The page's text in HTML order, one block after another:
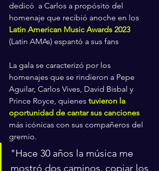
dedicó  a Carlos a propósito del
homenaje que recibió anoche en los
Latin American Music Awards 2023
(Latin AMAs) espantó a sus fans
La gala se caracterizó por los
homenajes que se rindieron a Pepe
Aguilar, Carlos Vives, David Bisbal y
Prince Royce, quienes tuvieron la
oportunidad de cantar sus canciones
más icónicas con sus compañeros del
gremio.
"Hace 30 años la música me
mostró dos caminos, copiar los